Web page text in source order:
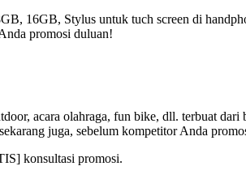
16GB, Stylus untuk tuch screen di
promosi duluan!
acara olahraga, fun bike, dll. terbuat
juga, sebelum kompetitor Anda
konsultasi promosi.